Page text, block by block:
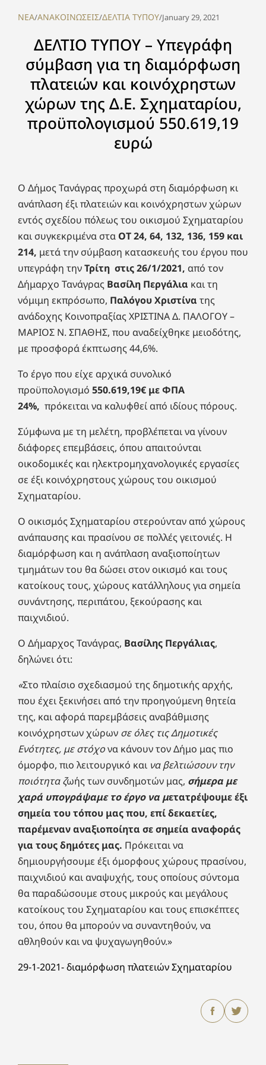
NEA/ΑΝΑΚΟΙΝΩΣΕΙΣ/ΔΕΛΤΙΑ ΤΥΠΟΥ/January 29, 2021
ΔΕΛΤΙΟ ΤΥΠΟΥ – Υπεγράφη
σύμβαση για τη διαμόρφωση
πλατειών και κοινόχρηστων
χώρων της Δ.Ε. Σχηματαρίου,
προϋπολογισμού 550.619,19
ευρώ
Ο Δήμος Τανάγρας προχωρά στη διαμόρφωση κι
ανάπλαση έξι πλατειών και κοινόχρηστων χώρων
εντός σχεδίου πόλεως του οικισμού Σχηματαρίου
και συγκεκριμένα στα ΟΤ 24, 64, 132, 136, 159 και
214, μετά την σύμβαση κατασκευής του έργου που
υπεγράφη τηνΤρίτη στις 26/1/2021, από τον
Δήμαρχο Τανάγρας Βασίλη Περγάλια και τη
νόμιμη εκπρόσωπο, Παλόγου Χριστίνα της
ανάδοχης Κοινοπραξίας ΧΡΙΣΤΙΝΑ Δ. ΠΑΛΟΓΟΥ –
ΜΑΡΙΟΣ Ν. ΣΠΑΘΗΣ, που αναδείχθηκε μειοδότης,
με προσφορά έκπτωσης 44,6%.
Το έργο που είχε αρχικά συνολικό
προϋπολογισμό 550.619,19€ με ΦΠΑ
24%, πρόκειται να καλυφθεί από ιδίους πόρους.
Σύμφωνα με τη μελέτη, προβλέπεται να γίνουν
διάφορες επεμβάσεις, όπου απαιτούνται
οικοδομικές και ηλεκτρομηχανολογικές εργασίες
σε έξι κοινόχρηστους χώρους του οικισμού
Σχηματαρίου.
Ο οικισμός Σχηματαρίου στερούνταν από χώρους
ανάπαυσης και πρασίνου σε πολλές γειτονιές. Η
διαμόρφωση και η ανάπλαση αναξιοποίητων
τμημάτων του θα δώσει στον οικισμό και τους
κατοίκους τους, χώρους κατάλληλους για σημεία
συνάντησης, περιπάτου, ξεκούρασης και
παιχνιδιού.
Ο Δήμαρχος Τανάγρας, Βασίλης Περγάλιας,
δηλώνει ότι:
«Στο πλαίσιο σχεδιασμού της δημοτικής αρχής,
που έχει ξεκινήσει από την προηγούμενη θητεία
της, και αφορά παρεμβάσεις αναβάθμισης
κοινόχρηστων χώρων σε όλες τις Δημοτικές
Ενότητες, με στόχονα κάνουν τον Δήμο μας πιο
όμορφο, πιο λειτουργικό και να βελτιώσουν την
ποιότητα ζωής των συνδημοτών μας, σήμερα με
χαρά υπογράψαμε το έργο να μετατρέψουμε έξι
σημεία του τόπου μας που, επί δεκαετίες,
παρέμεναν αναξιοποίητα σε σημεία αναφοράς
για τους δημότες μας. Πρόκειται να
δημιουργήσουμε έξι όμορφους χώρους πρασίνου,
παιχνιδιού και αναψυχής, τους οποίους σύντομα
θα παραδώσουμε στους μικρούς και μεγάλους
κατοίκους του Σχηματαρίου και τους επισκέπτες
του, όπου θα μπορούν να συναντηθούν, να
αθληθούν και να ψυχαγωγηθούν.»
29-1-2021- διαμόρφωση πλατειών Σχηματαρίου